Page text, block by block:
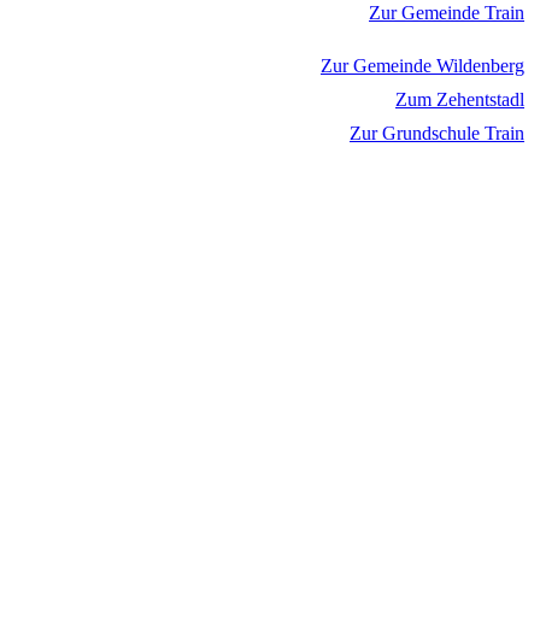
Zur Gemeinde Train
Zur Gemeinde Wildenberg
Zum Zehentstadl
Zur Grundschule Train